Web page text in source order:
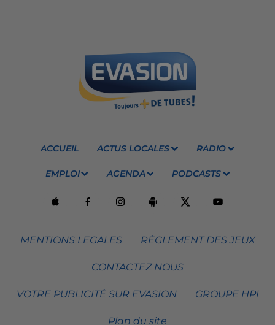
ACCUEIL ACTUS LOCALES RADIO
EMPLOI AGENDA PODCASTS
MENTIONS LEGALES RÈGLEMENT DES JEUX
CONTACTEZ NOUS
VOTRE PUBLICITÉ SUR EVASION GROUPE HPI
Plan du site